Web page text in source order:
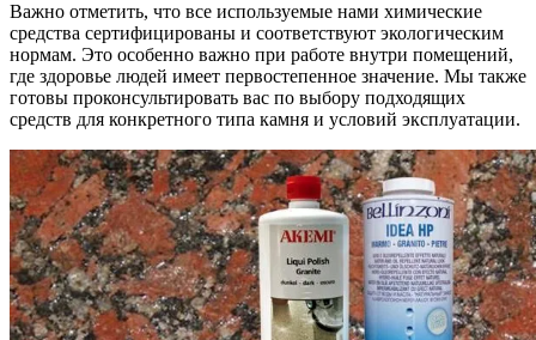
Важно отметить, что все используемые нами химические
средства сертифицированы и соответствуют экологическим
нормам. Это особенно важно при работе внутри помещений,
где здоровье людей имеет первостепенное значение. Мы также
готовы проконсультировать вас по выбору подходящих
средств для конкретного типа камня и условий эксплуатации.